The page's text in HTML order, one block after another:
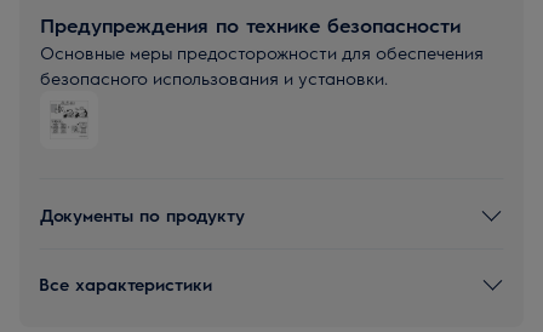
Предупреждения по технике безопасности
Основные меры предосторожности для обеспечения
безопасного использования и установки.
Документы по продукту
Все характеристики